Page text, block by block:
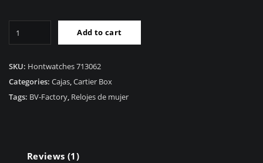
Add to cart
SKU: Hontwatches 713062
Categories: Cajas,Cartier Box
Tags: BV-Factory, Relojes de mujer
Reviews (1)